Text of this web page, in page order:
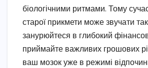
біологічними ритмами. Тому
старої прикмети може звучати
занурюйтеся в глибокий
приймайте важливих грошових
ваш мозок уже в режимі